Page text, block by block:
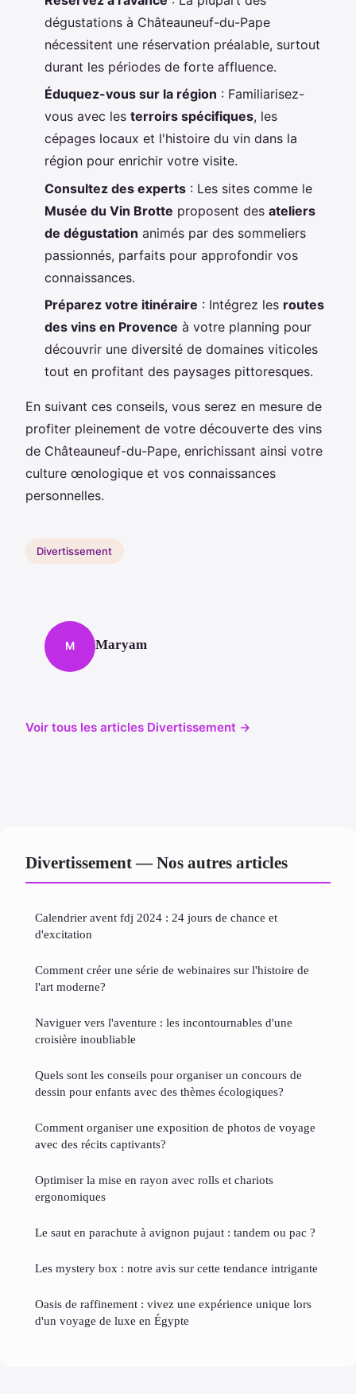
dégustations à Châteauneuf-du-Pape
nécessitent une réservation préalable, surtout
durant les périodes de forte affluence.
Éduquez-vous sur la région : Familiarisez-
vous avec les terroirs spécifiques, les
cépages locaux et l'histoire du vin dans la
région pour enrichir votre visite.
Consultez des experts : Les sites comme le
Musée du Vin Brotte proposent des ateliers
de dégustation animés par des sommeliers
passionnés, parfaits pour approfondir vos
connaissances.
Préparez votre itinéraire : Intégrez les routes
des vins en Provence à votre planning pour
découvrir une diversité de domaines viticoles
tout en profitant des paysages pittoresques.
En suivant ces conseils, vous serez en mesure de
profiter pleinement de votre découverte des vins
de Châteauneuf-du-Pape, enrichissant ainsi votre
culture œnologique et vos connaissances
personnelles.
Divertissement
M Maryam
Voir tous les articles Divertissement →
Divertissement — Nos autres articles
Calendrier avent fdj 2024 : 24 jours de chance et
d'excitation
Comment créer une série de webinaires sur l'histoire de
l'art moderne?
Naviguer vers l'aventure : les incontournables d'une
croisière inoubliable
Quels sont les conseils pour organiser un concours de
dessin pour enfants avec des thèmes écologiques?
Comment organiser une exposition de photos de voyage
avec des récits captivants?
Optimiser la mise en rayon avec rolls et chariots
ergonomiques
Le saut en parachute à avignon pujaut : tandem ou pac ?
Les mystery box : notre avis sur cette tendance intrigante
Oasis de raffinement : vivez une expérience unique lors
d'un voyage de luxe en Égypte